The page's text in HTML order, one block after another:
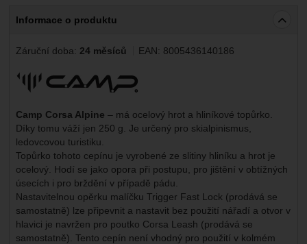
Informace o produktu
Záruční doba: 24 měsíců EAN: 8005436140186
Výrobce:
Camp Corsa Alpine – má ocelový hrot a hliníkové topůrko.
Díky tomu váží jen 250 g. Je určený pro skialpinismus,
ledovcovou turistiku.
Topůrko tohoto cepínu je vyrobené ze slitiny hliníku a hrot je
ocelový. Hodí se jako opora při postupu, pro jištění v obtížných
úsecích i pro brždění v případě pádu.
Nastavitelnou opěrku malíčku Trigger Fast Lock (prodává se
samostatně) lze připevnit a nastavit bez použití nářadí a otvor v
hlavici je navržen pro poutko Corsa Leash (prodává se
samostatně). Tento cepín není vhodný pro použití v kolmém